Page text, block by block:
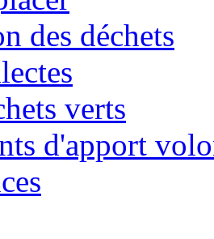
des déchets
verts
d'apport